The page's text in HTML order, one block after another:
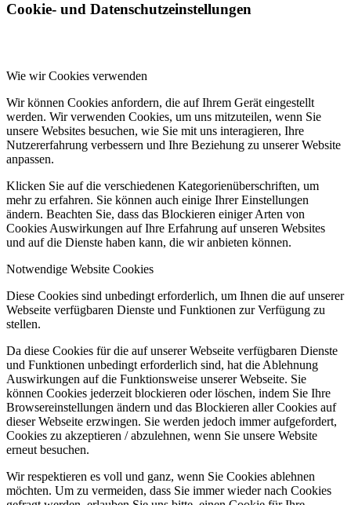
Cookie- und Datenschutzeinstellungen
Wie wir Cookies verwenden
Wir können Cookies anfordern, die auf Ihrem Gerät eingestellt
werden. Wir verwenden Cookies, um uns mitzuteilen, wenn Sie
unsere Websites besuchen, wie Sie mit uns interagieren, Ihre
Nutzererfahrung verbessern und Ihre Beziehung zu unserer Website
anpassen.
Klicken Sie auf die verschiedenen Kategorienüberschriften, um
mehr zu erfahren. Sie können auch einige Ihrer Einstellungen
ändern. Beachten Sie, dass das Blockieren einiger Arten von
Cookies Auswirkungen auf Ihre Erfahrung auf unseren Websites
und auf die Dienste haben kann, die wir anbieten können.
Notwendige Website Cookies
Diese Cookies sind unbedingt erforderlich, um Ihnen die auf unserer
Webseite verfügbaren Dienste und Funktionen zur Verfügung zu
stellen.
Da diese Cookies für die auf unserer Webseite verfügbaren Dienste
und Funktionen unbedingt erforderlich sind, hat die Ablehnung
Auswirkungen auf die Funktionsweise unserer Webseite. Sie
können Cookies jederzeit blockieren oder löschen, indem Sie Ihre
Browsereinstellungen ändern und das Blockieren aller Cookies auf
dieser Webseite erzwingen. Sie werden jedoch immer aufgefordert,
Cookies zu akzeptieren / abzulehnen, wenn Sie unsere Website
erneut besuchen.
Wir respektieren es voll und ganz, wenn Sie Cookies ablehnen
möchten. Um zu vermeiden, dass Sie immer wieder nach Cookies